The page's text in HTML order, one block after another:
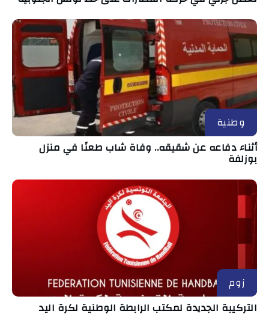
وطنية
أثناء دفاعه عن شقيقه.. وفاة شاب طعنًا في منزل
بوزلفة
زوم
التركيبة الجديدة لمكتب الرابطة الوطنية لكرة اليد